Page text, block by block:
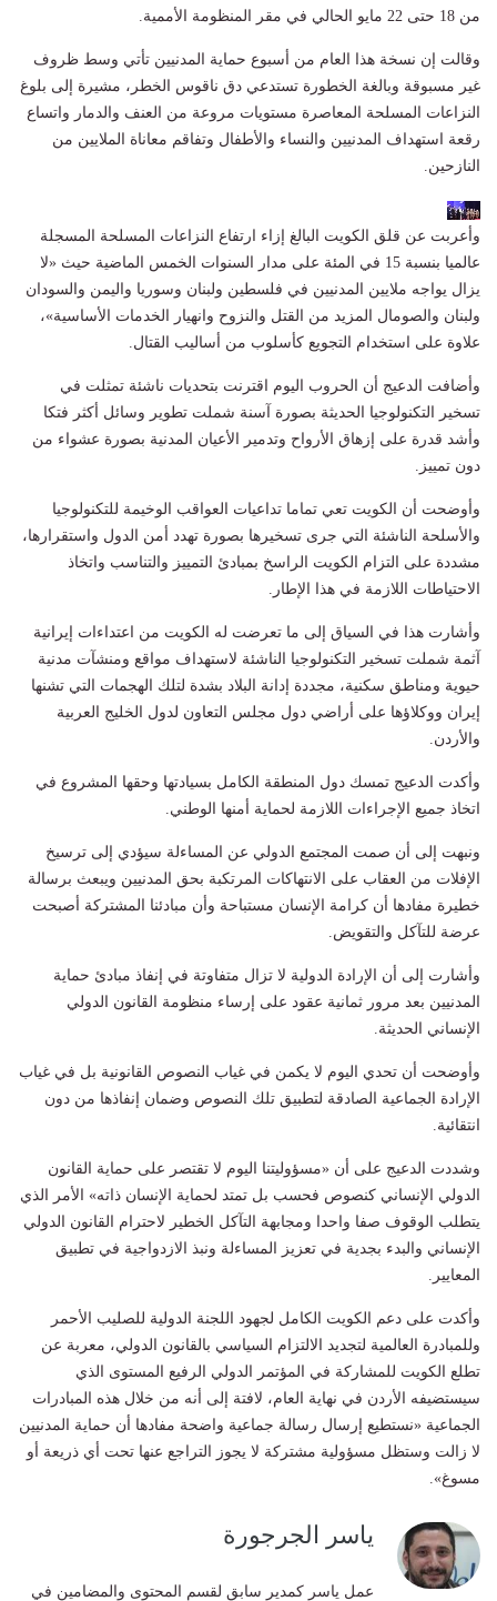
من 18 حتى 22 مايو الحالي في مقر المنظومة الأممية.
وقالت إن نسخة هذا العام من أسبوع حماية المدنيين تأتي وسط ظروف
غير مسبوقة وبالغة الخطورة تستدعي دق ناقوس الخطر، مشيرة إلى بلوغ
النزاعات المسلحة المعاصرة مستويات مروعة من العنف والدمار واتساع
رقعة استهداف المدنيين والنساء والأطفال وتفاقم معاناة الملايين من
النازحين.
وأعربت عن قلق الكويت البالغ إزاء ارتفاع النزاعات المسلحة المسجلة
عالميا بنسبة 15 في المئة على مدار السنوات الخمس الماضية حيث «لا
يزال يواجه ملايين المدنيين في فلسطين ولبنان وسوريا واليمن والسودان
ولبنان والصومال المزيد من القتل والنزوح وانهيار الخدمات الأساسية»،
علاوة على استخدام التجويع كأسلوب من أساليب القتال.
وأضافت الدعيج أن الحروب اليوم اقترنت بتحديات ناشئة تمثلت في
تسخير التكنولوجيا الحديثة بصورة آسنة شملت تطوير وسائل أكثر فتكا
وأشد قدرة على إزهاق الأرواح وتدمير الأعيان المدنية بصورة عشواء من
دون تمييز.
وأوضحت أن الكويت تعي تماما تداعيات العواقب الوخيمة للتكنولوجيا
والأسلحة الناشئة التي جرى تسخيرها بصورة تهدد أمن الدول واستقرارها،
مشددة على التزام الكويت الراسخ بمبادئ التمييز والتناسب واتخاذ
الاحتياطات اللازمة في هذا الإطار.
وأشارت هذا في السياق إلى ما تعرضت له الكويت من اعتداءات إيرانية
آثمة شملت تسخير التكنولوجيا الناشئة لاستهداف مواقع ومنشآت مدنية
حيوية ومناطق سكنية، مجددة إدانة البلاد بشدة لتلك الهجمات التي تشنها
إيران ووكلاؤها على أراضي دول مجلس التعاون لدول الخليج العربية
والأردن.
وأكدت الدعيج تمسك دول المنطقة الكامل بسيادتها وحقها المشروع في
اتخاذ جميع الإجراءات اللازمة لحماية أمنها الوطني.
ونبهت إلى أن صمت المجتمع الدولي عن المساءلة سيؤدي إلى ترسيخ
الإفلات من العقاب على الانتهاكات المرتكبة بحق المدنيين ويبعث برسالة
خطيرة مفادها أن كرامة الإنسان مستباحة وأن مبادئنا المشتركة أصبحت
عرضة للتآكل والتقويض.
وأشارت إلى أن الإرادة الدولية لا تزال متفاوتة في إنفاذ مبادئ حماية
المدنيين بعد مرور ثمانية عقود على إرساء منظومة القانون الدولي
الإنساني الحديثة.
وأوضحت أن تحدي اليوم لا يكمن في غياب النصوص القانونية بل في غياب
الإرادة الجماعية الصادقة لتطبيق تلك النصوص وضمان إنفاذها من دون
انتقائية.
وشددت الدعيج على أن «مسؤوليتنا اليوم لا تقتصر على حماية القانون
الدولي الإنساني كنصوص فحسب بل تمتد لحماية الإنسان ذاته» الأمر الذي
يتطلب الوقوف صفا واحدا ومجابهة التآكل الخطير لاحترام القانون الدولي
الإنساني والبدء بجدية في تعزيز المساءلة ونبذ الازدواجية في تطبيق
المعايير.
وأكدت على دعم الكويت الكامل لجهود اللجنة الدولية للصليب الأحمر
وللمبادرة العالمية لتجديد الالتزام السياسي بالقانون الدولي، معربة عن
تطلع الكويت للمشاركة في المؤتمر الدولي الرفيع المستوى الذي
سيستضيفه الأردن في نهاية العام، لافتة إلى أنه من خلال هذه المبادرات
الجماعية «نستطيع إرسال رسالة جماعية واضحة مفادها أن حماية المدنيين
لا زالت وستظل مسؤولية مشتركة لا يجوز التراجع عنها تحت أي ذريعة أو
مسوغ».
ياسر الجرجورة
عمل ياسر كمدير سابق لقسم المحتوى والمضامين في